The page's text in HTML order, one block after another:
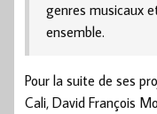
genres musicaux
ensemble.
Pour la suite de ses
Cali, David François